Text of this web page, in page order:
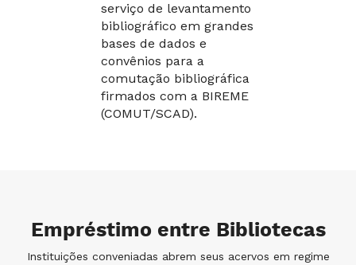
serviço de levantamento
bibliográfico em grandes
bases de dados e
convênios para a
comutação bibliográfica
firmados com a BIREME
(COMUT/SCAD).
Empréstimo entre Bibliotecas
Instituições conveniadas abrem seus acervos em regime